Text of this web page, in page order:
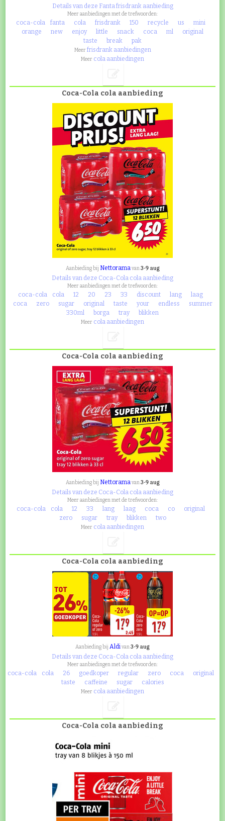
Details van deze Fanta frisdrank aanbieding
Meer aanbiedingen met de trefwoorden:
coca-cola fanta cola frisdrank 150 recycle us
mini
orange
new enjoy little snack coca ml
original
taste
break pak
Meer frisdrank aanbiedingen
Meer cola aanbiedingen
Coca-Cola cola aanbieding
Aanbieding bij Nettoramavan3-9 aug
Details van deze Coca-Cola cola aanbieding
Meer aanbiedingen met de trefwoorden:
coca-cola cola 12 20 23 33 discount lang
laag
coca
zero sugar original taste your endless
summer
330ml
borga tray blikken
Meer cola aanbiedingen
Coca-Cola cola aanbieding
Aanbieding bij Nettoramavan3-9 aug
Details van deze Coca-Cola cola aanbieding
Meer aanbiedingen met de trefwoorden:
coca-cola cola 12 33 lang laag coca co
original
zero
sugar tray blikken two
Meer cola aanbiedingen
Coca-Cola cola aanbieding
Aanbieding bij Aldivan3-9 aug
Details van deze Coca-Cola cola aanbieding
Meer aanbiedingen met de trefwoorden:
coca-cola cola 26 goedkoper regular zero coca
original
taste
caffeine sugar calories
Meer cola aanbiedingen
Coca-Cola cola aanbieding